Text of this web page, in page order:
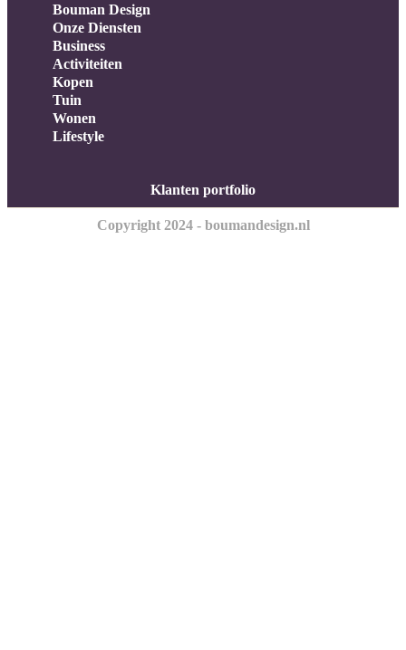
Bouman Design
Onze Diensten
Business
Activiteiten
Kopen
Tuin
Wonen
Lifestyle
Klanten portfolio
Copyright 2024 - boumandesign.nl